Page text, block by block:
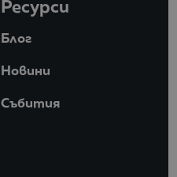
Ресурси
Блог
Новини
Събития